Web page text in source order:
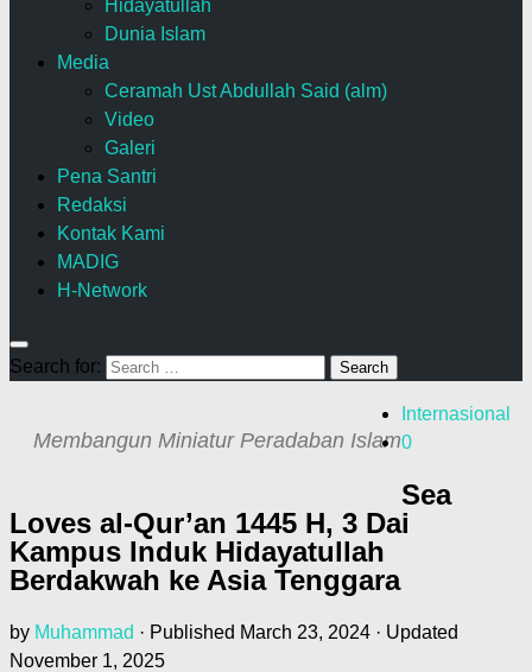
Hidayatullah
Dunia Islam
Media
Ceramah Ust Abdullah Said (alm)
Video
Galeri
Pena Santri
Redaksi
Kontak Kami
MADIG
H-Network
Search for:
Membangun Miniatur Peradaban Islam
Internasional
0
Sea
Loves al-Qur’an 1445 H, 3 Dai
Kampus Induk Hidayatullah
Berdakwah ke Asia Tenggara
by Muhammad · Published March 23, 2024 · Updated
November 1, 2025